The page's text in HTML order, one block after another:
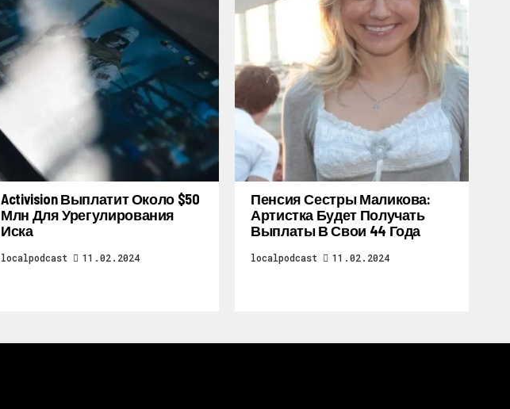
Activision Выплатит Около $50
Млн Для Урегулирования
Иска
localpodcast 11.02.2024
Пенсия Сестры Маликова:
Артистка Будет Получать
Выплаты В Свои 44 Года
localpodcast 11.02.2024